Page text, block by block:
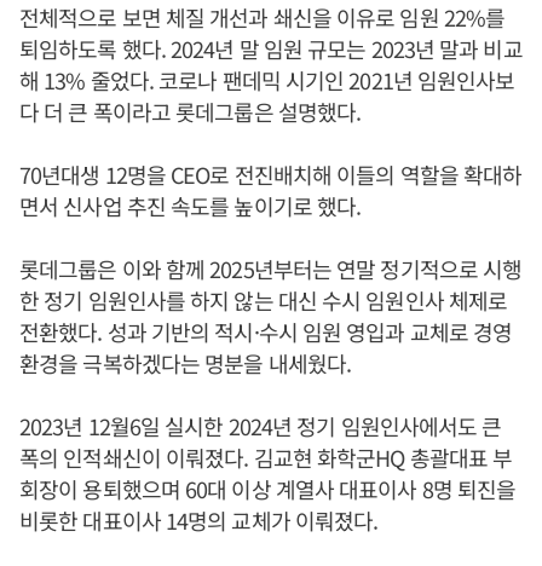
전체적으로 보면 체질 개선과 쇄신을 이유로 임원 22%를
퇴임하도록 했다. 2024년 말 임원 규모는 2023년 말과 비교
해 13% 줄었다. 코로나 팬데믹 시기인 2021년 임원인사보
다 더 큰 폭이라고 롯데그룹은 설명했다.
70년대생 12명을 CEO로 전진배치해 이들의 역할을 확대하
면서 신사업 추진 속도를 높이기로 했다.
롯데그룹은 이와 함께 2025년부터는 연말 정기적으로 시행
한 정기 임원인사를 하지 않는 대신 수시 임원인사 체제로
전환했다. 성과 기반의 적시·수시 임원 영입과 교체로 경영
환경을 극복하겠다는 명분을 내세웠다.
2023년 12월6일 실시한 2024년 정기 임원인사에서도 큰
폭의 인적쇄신이 이뤄졌다. 김교현 화학군HQ 총괄대표 부
회장이 용퇴했으며 60대 이상 계열사 대표이사 8명 퇴진을
비롯한 대표이사 14명의 교체가 이뤄졌다.